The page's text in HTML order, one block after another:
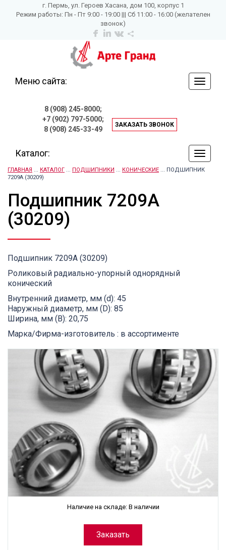
г. Пермь, ул. Героев Хасана, дом 100, корпус 1
Режим работы: Пн - Пт 9:00 - 19:00 ||| Сб 11:00 - 16:00 (желателен
звонок)
Меню сайта:
8 (908) 245-8000;
+7 (902) 797-5000;
8 (908) 245-33-49
ЗАКАЗАТЬ ЗВОНОК
по
Каталог:
ГЛАВНАЯ КАТАЛОГ ПОДШИПНИКИ КОНИЧЕСКИЕ ... ПОДШИПНИК
7209А (30209)
Подшипник 7209А
(30209)
Подшипник 7209А (30209)
Роликовый радиально-упорный однорядный
конический
Внутренний диаметр, мм (d): 45
Наружный диаметр, мм (D): 85
Ширина, мм (B): 20,75
Марка/Фирма-изготовитель : в ассортименте
Наличие на складе: В наличии
Заказать